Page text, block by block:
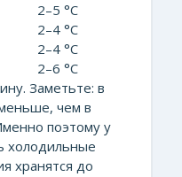
2–5 °C
2–4 °C
2–4 °C
2–6 °C
Заметьте: в
чем в
поэтому у
холодильные
хранятся до